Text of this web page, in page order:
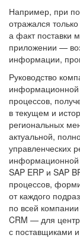
Например, при
отражался
а факт поставки
приложении —
информации,
Руководство
информационной
процессов,
в текущем и
региональных
актуальной,
управленческих
SAP ERP и SAP
процессов,
от каждого
по всей
CRM — для
с поставщиками